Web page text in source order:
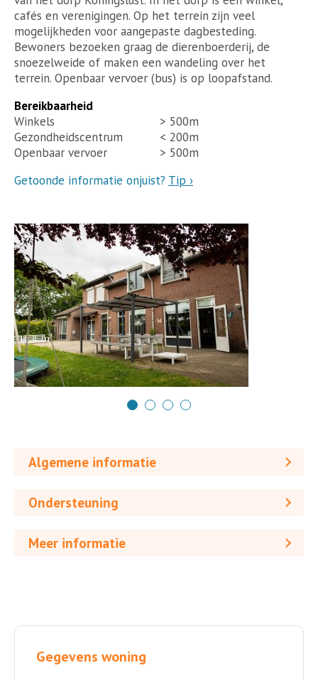
cafés en verenigingen. Op het terrein zijn veel
mogelijkheden voor aangepaste dagbesteding.
Bewoners bezoeken graag de dierenboerderij, de
snoezelweide of maken een wandeling over het
terrein. Openbaar vervoer (bus) is op loopafstand.
Bereikbaarheid
Winkels
> 500m
Gezondheidscentrum
< 200m
Openbaar vervoer
> 500m
Getoonde informatie onjuist? Tip ›
Algemene informatie
Ondersteuning
Meer informatie
Gegevens woning